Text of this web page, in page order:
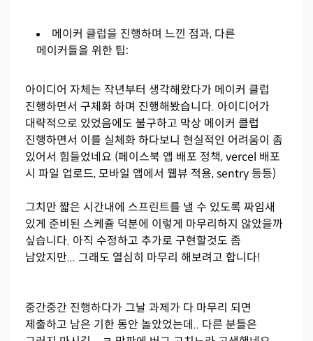
메이커 클럽을 진행하며 느낀 점과, 다른
메이커들을 위한 팁:
아이디어 자체는 작년부터 생각해왔다가 메이커 클럽
진행하면서 구체화 하며 진행해봤습니다. 아이디어가
대략적으로 있었음에도 불구하고 막상 메이커 클럽
진행하면서 이를 실체화 하다보니 현실적인 어려움이 좀
있어서 힘들었네요 (페이스북 앱 배포 정책, vercel 배포
시 파일 업로드, 모바일 앱에서 웹뷰 적용, sentry 등등)
그치만 짧은 시간내에 스프린트를 낼 수 있도록 짜임새
있게 준비된 스케쥴 덕분에 이렇게 마무리하지 않았을까
싶습니다. 아직 수정하고 추가로 구현할것도 좀
남았지만... 그래도 열심히 마무리 해보려고 합니다!
중간중간 진행하다가 그날 과제가 다 마무리 되면
제출하고 남은 기한 동안 놀았었는데.. 다른 분들은